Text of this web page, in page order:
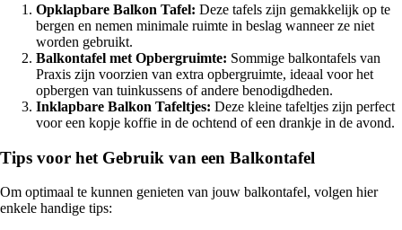
Opklapbare Balkon Tafel: Deze tafels zijn gemakkelijk op te
bergen en nemen minimale ruimte in beslag wanneer ze niet
worden gebruikt.
Balkontafel met Opbergruimte: Sommige balkontafels van
Praxis zijn voorzien van extra opbergruimte, ideaal voor het
opbergen van tuinkussens of andere benodigdheden.
Inklapbare Balkon Tafeltjes: Deze kleine tafeltjes zijn perfect
voor een kopje koffie in de ochtend of een drankje in de avond.
Tips voor het Gebruik van een Balkontafel
Om optimaal te kunnen genieten van jouw balkontafel, volgen hier
enkele handige tips: